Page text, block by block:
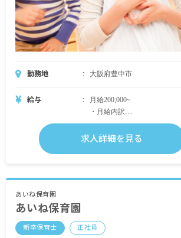
勤務地 大阪府豊中市
給与
月給200,000~
・月給内訳
185,200円~
特別手当5,000円 キャリアア
求人詳細を見る
あいね保育園
あいね保育園
新卒保育士 正社員